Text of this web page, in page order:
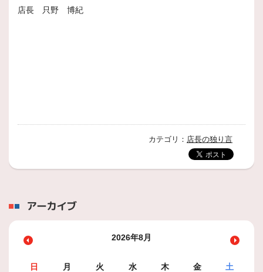
店長 只野 博紀
カテゴリ： 店長の独り言
アーカイブ
2026年8月
日 月 火 水 木 金
土